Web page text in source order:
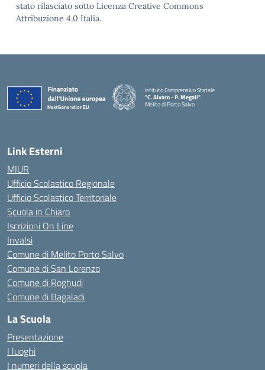
stato rilasciato sotto Licenza Creative Commons
Attribuzione 4.0 Italia.
Istituto Comprensivo Statale
"C. Alvaro - P. Megali"
Melito di Porto Salvo
Link Esterni
MIUR
Ufficio Scolastico Regionale
Ufficio Scolastico Territoriale
Scuola in Chiaro
Iscrizioni On Line
Invalsi
Comune di Melito Porto Salvo
Comune di San Lorenzo
Comune di Roghudi
Comune di Bagaladi
La Scuola
Presentazione
I luoghi
I numeri della scuola